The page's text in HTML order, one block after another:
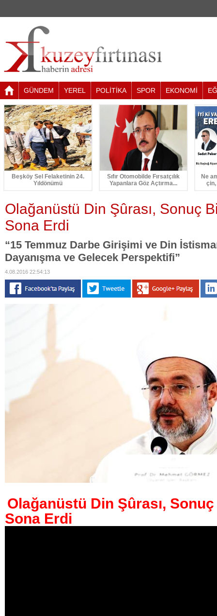
GÜNDEM YEREL POLİTİKA SPOR EKONOMİ
Beşköy Sel Felaketinin 24.
Yıldönümü
Sıfır Otomobilde Fırsatçılık
Yapanlara Göz Açtırma...
Ne
Olağanüstü Din Şûrası, Sonuç
Sona Erdi
“15 Temmuz Darbe Girişimi ve Din
Dayanışma ve Gelecek Perspektifi”
4.08.2016 22:54:13
Olağanüstü Din Şûrası,
Sona Erdi